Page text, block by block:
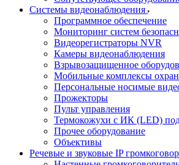
Системы видеонаблюдения
Программное обеспечение
Мониторинг систем
Видеорегистраторы NVR
Камеры видеонаблюдения
Взрывозащищенное
Мобильные комплексы
Персональные носимые
Прожекторы
Пульт управления
Термокожухи с ИК (LED)
Прочее оборудование
Объективы
Речевые и звуковые IP